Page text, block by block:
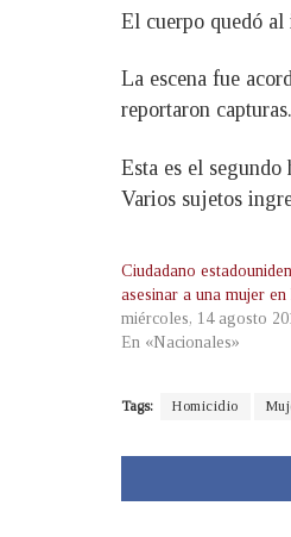
El cuerpo quedó al
La escena fue
reportaron capturas.
Esta es el
Varios sujetos
Ciudadano
asesinar a una mujer
miércoles, 14 agosto
En «Nacionales»
Tags: Homicidio